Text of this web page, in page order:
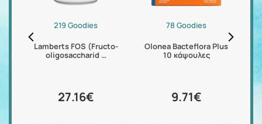
219 Goodies
Lamberts FOS (Fructo-
oligosaccharid …
27.16€
78 Goodies
Olonea Bacteflora Plus
10 κάψουλες
9.71€